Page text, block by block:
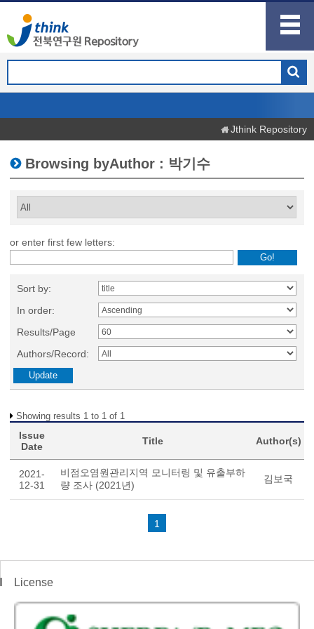
Jthink Repository
Browsing byAuthor : 박기수
or enter first few letters:
Sort by:
In order:
Results/Page
Authors/Record:
Showing results 1 to 1 of 1
Issue
Date
Title Author(s)
2021-
12-31
비점오염원관리지역 모니터링 및 유출부하
량 조사 (2021년)
김보국
1
License